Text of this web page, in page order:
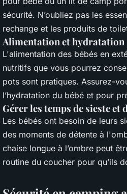
sécurité. N’oubliez pas les
rechange et les produits de
Alimentation et hydratation
L'alimentation des bébés en
nutritifs que vous pourrez
pots sont pratiques. Assurez-
l’hydratation du bébé et pour
Gérer les temps de sieste et
Les bébés ont besoin de leurs
des moments de détente à
chaise longue à l’ombre peut
routine du coucher pour qu’ils